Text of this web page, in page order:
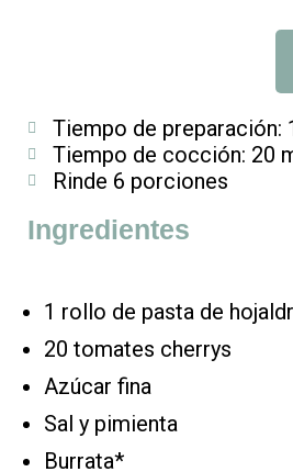
Tiempo de preparación:
Tiempo de cocción: 20
Rinde 6 porciones
Ingredientes
1 rollo de pasta de
20 tomates cherrys
Azúcar fina
Sal y pimienta
Burrata*